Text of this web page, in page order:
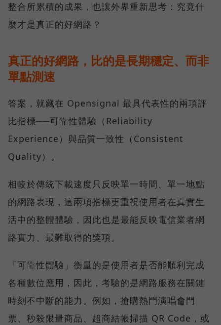
整合所累積的成果，也讓外界重新思考：究竟什
麼才是真正的好網路？
真正的好網路，比的是長期穩定、而非
單點測速
答案，就藏在 Opensignal 最具代表性的兩項評
比指標──可靠性體驗（Reliability
Experience）與品質一致性（Consistent
Quality）。
相較於傳統下載速度只反映單一時間、單一地點
的網路表現，這兩項指標更重視使用者在真實生
活中的整體體驗，因此也是最能反映電信業者網
路實力、最難取得的獎項。
「可靠性體驗」衡量的是使用者是否能順利完成
各種數位應用，因此，考驗的是網路服務在關鍵
時刻不中斷的能力。例如，搶購熱門演唱會門
票、秒殺限量商品、超商結帳掃描 QR Code，或